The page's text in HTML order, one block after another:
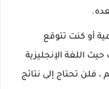
أو كنت تتوقع
اللغة الإنجليزية
، فلن تحتاج إلى نتائج